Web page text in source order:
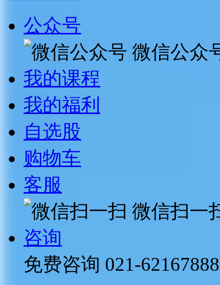
公众号
微信公众
我的课程
我的福利
自选股
购物车
客服
微信扫一
咨询
免费咨询 021-62167888